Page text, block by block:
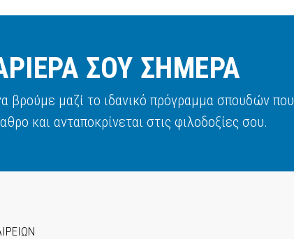
ΣΟΥ ΣΗΜΕΡΑ
βρούμε μαζί το ιδανικό πρόγραμμα σπουδών που
και ανταποκρίνεται στις φιλοδοξίες σου.